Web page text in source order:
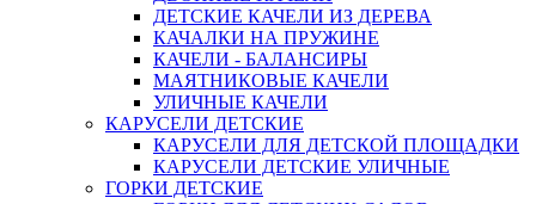
ДЕТСКИЕ КАЧЕЛИ ИЗ ДЕРЕВА
КАЧАЛКИ НА ПРУЖИНЕ
КАЧЕЛИ - БАЛАНСИРЫ
МАЯТНИКОВЫЕ КАЧЕЛИ
УЛИЧНЫЕ КАЧЕЛИ
КАРУСЕЛИ ДЕТСКИЕ
КАРУСЕЛИ ДЛЯ ДЕТСКОЙ ПЛОЩАДКИ
КАРУСЕЛИ ДЕТСКИЕ УЛИЧНЫЕ
ГОРКИ ДЕТСКИЕ